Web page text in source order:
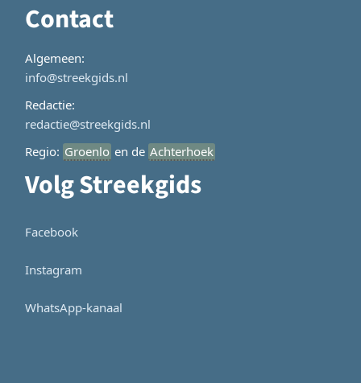
Contact
Algemeen:
info@streekgids.nl
Redactie:
redactie@streekgids.nl
Regio: Groenlo en de Achterhoek
Volg Streekgids
Facebook
Instagram
WhatsApp-kanaal